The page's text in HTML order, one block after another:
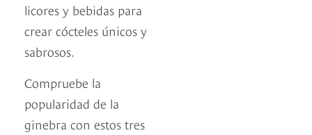
licores y bebidas para
crear cócteles únicos y
sabrosos.
Compruebe la
popularidad de la
ginebra con estos tres